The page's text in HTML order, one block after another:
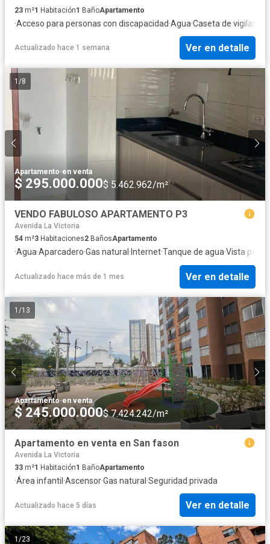
23 m²1 Habitación1 BañoApartamento
·Acceso para personas con discapacidad·Agua·Caseta de vigilancia
Actualizado hace 1 semana Ver en detalle
1 /8
Apartamento·en venta
$ 295.000.000$ 5.462.962/m²
VENDO FABULOSO APARTAMENTO P3
Avenida La Victoria
54 m²3 Habitaciones2 BañosApartamento
·Agua·Aparcadero·Gas natural · Internet·Tanque de agua·Vista
Actualizado hace más de 1 mes Ver en detalle
1 /13
Apartamento·en venta
$ 245.000.000$ 7.424.242/m²
Apartamento en venta en San fason
Avenida La Victoria
33 m²1 Habitación1 BañoApartamento
·Área infantil ·Ascensor·Gas natural ·Seguridad privada
Actualizado hace 5 días Ver en detalle
1 /23